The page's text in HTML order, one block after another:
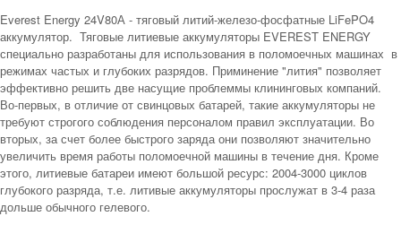
Everest Energy 24V80А - тяговый литий-железо-фосфатные LiFePO4
аккумулятор. Тяговые литиевые аккумуляторы EVEREST ENERGY
специально разработаны для использования в поломоечных машинах в
режимах частых и глубоких разрядов. Приминение "лития" позволяет
эффективно решить две насущие проблеммы клининговых компаний.
Во-первых, в отличие от свинцовых батарей, такие аккумуляторы не
требуют строгого соблюдения персоналом правил эксплуатации. Во
вторых, за счет более быстрого заряда они позволяют значительно
увеличить время работы поломоечной машины в течение дня. Кроме
этого, литиевые батареи имеют большой ресурс: 2004-3000 циклов
глубокого разряда, т.е. литивые аккумуляторы прослужат в 3-4 раза
дольше обычного гелевого.